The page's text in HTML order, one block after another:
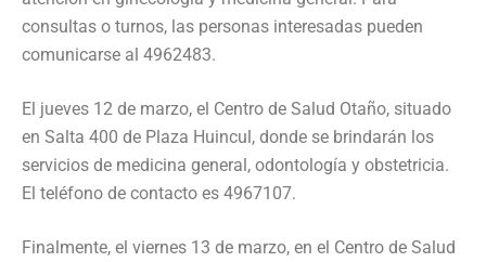
consultas o turnos, las personas interesadas pueden
comunicarse al 4962483.
El jueves 12 de marzo, el Centro de Salud Otaño, situado
en Salta 400 de Plaza Huincul, donde se brindarán los
servicios de medicina general, odontología y obstetricia.
El teléfono de contacto es 4967107.
Finalmente, el viernes 13 de marzo, en el Centro de Salud